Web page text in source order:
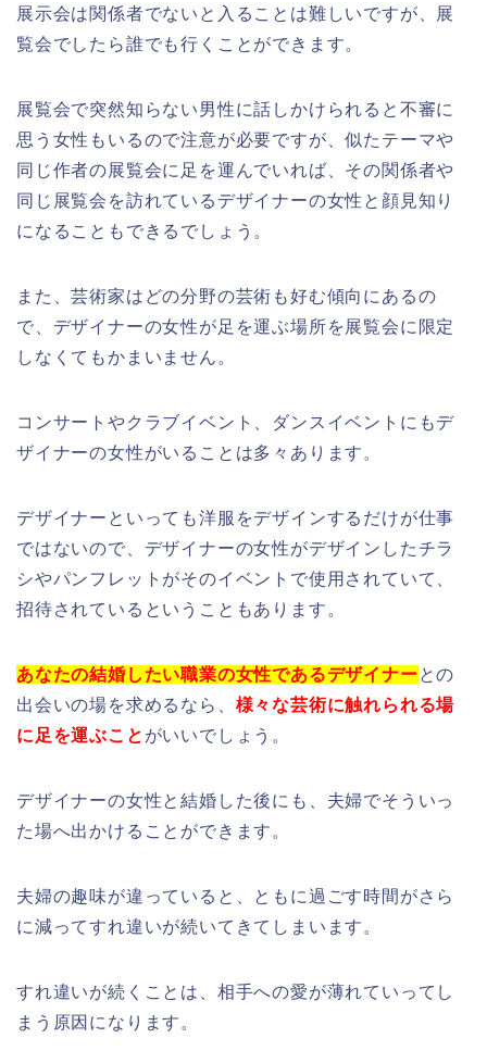
展示会は関係者でないと入ることは難しいですが、展
覧会でしたら誰でも行くことができます。
展覧会で突然知らない男性に話しかけられると不審に
思う女性もいるので注意が必要ですが、似たテーマや
同じ作者の展覧会に足を運んでいれば、その関係者や
同じ展覧会を訪れているデザイナーの女性と顔見知り
になることもできるでしょう。
また、芸術家はどの分野の芸術も好む傾向にあるの
で、デザイナーの女性が足を運ぶ場所を展覧会に限定
しなくてもかまいません。
コンサートやクラブイベント、ダンスイベントにもデ
ザイナーの女性がいることは多々あります。
デザイナーといっても洋服をデザインするだけが仕事
ではないので、デザイナーの女性がデザインしたチラ
シやパンフレットがそのイベントで使用されていて、
招待されているということもあります。
あなたの結婚したい職業の女性であるデザイナーとの
出会いの場を求めるなら、 様々な芸術に触れられる場
に足を運ぶこと がいいでしょう。
デザイナーの女性と結婚した後にも、夫婦でそういっ
た場へ出かけることができます。
夫婦の趣味が違っていると、ともに過ごす時間がさら
に減ってすれ違いが続いてきてしまいます。
すれ違いが続くことは、相手への愛が薄れていってし
まう原因になります。